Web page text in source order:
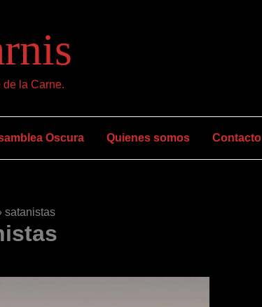
de la Carne.
Oscura Quienes somos Contacto
satanistas